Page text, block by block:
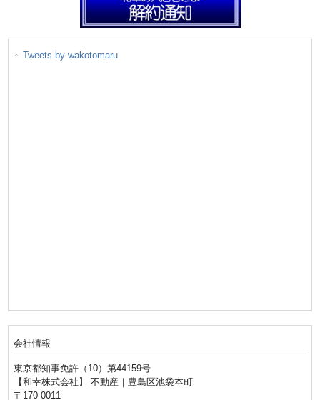
Tweets by wakotomaru
会社情報
東京都知事免許（10）第44159号
【和幸株式会社】 不動産｜豊島区池袋本町
〒170-0011